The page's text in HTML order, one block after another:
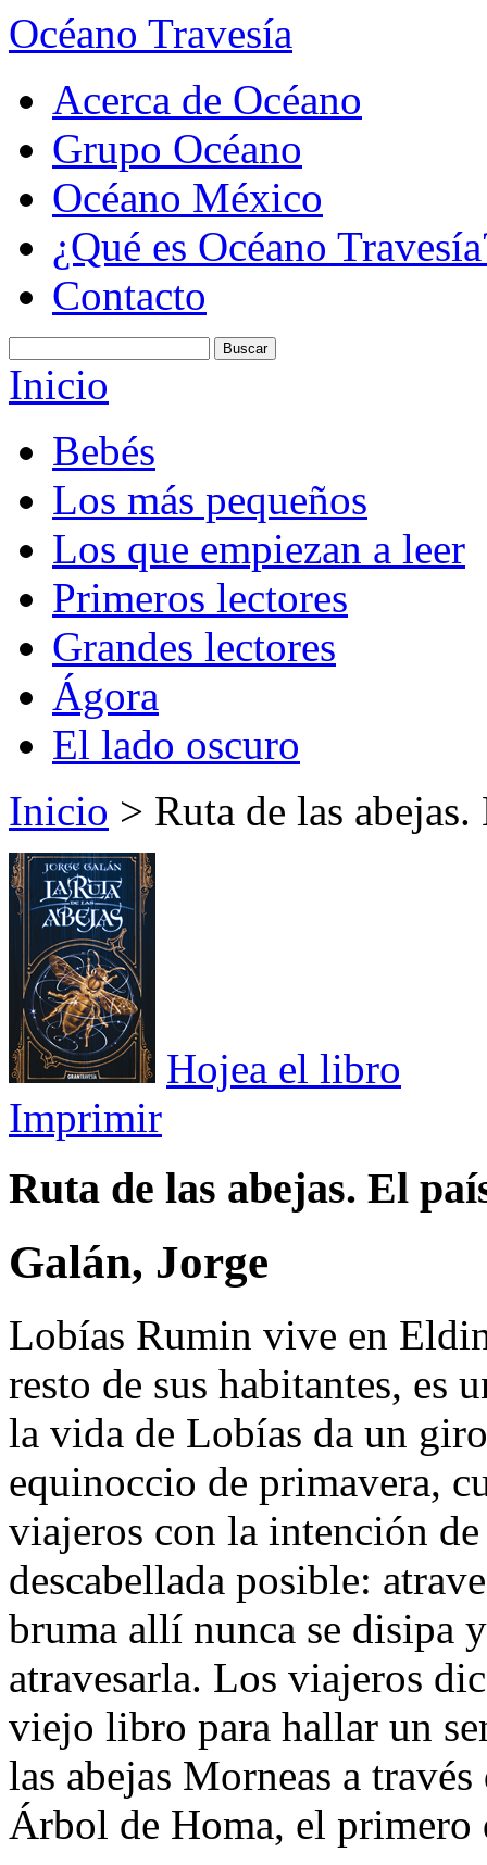
Océano Travesía
Acerca de Océano
Grupo Océano
Océano México
¿Qué es Océano
Contacto
Inicio
Bebés
Los más pequeños
Los que empiezan a leer
Primeros lectores
Grandes lectores
Ágora
El lado oscuro
Inicio > Ruta de las
Hojea el libro
Imprimir
Ruta de las abejas. El
Galán, Jorge
Lobías Rumin vive en
resto de sus habitantes, es
la vida de Lobías da un
equinoccio de primavera,
viajeros con la intención
descabellada posible:
bruma allí nunca se disipa
atravesarla. Los viajeros
viejo libro para hallar un
las abejas Morneas a
Árbol de Homa, el primero